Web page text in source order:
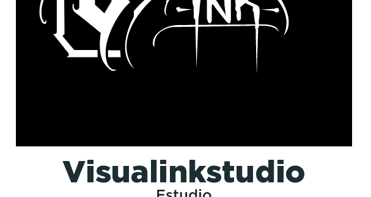
Visualinkstudio